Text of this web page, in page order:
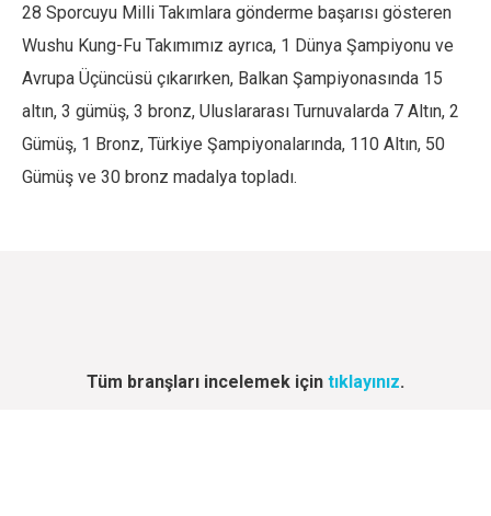
28 Sporcuyu Milli Takımlara gönderme başarısı gösteren
Wushu Kung-Fu Takımımız ayrıca, 1 Dünya Şampiyonu ve
Avrupa Üçüncüsü çıkarırken, Balkan Şampiyonasında 15
altın, 3 gümüş, 3 bronz, Uluslararası Turnuvalarda 7 Altın, 2
Gümüş, 1 Bronz, Türkiye Şampiyonalarında, 110 Altın, 50
Gümüş ve 30 bronz madalya topladı.
Tüm branşları incelemek için tıklayınız.